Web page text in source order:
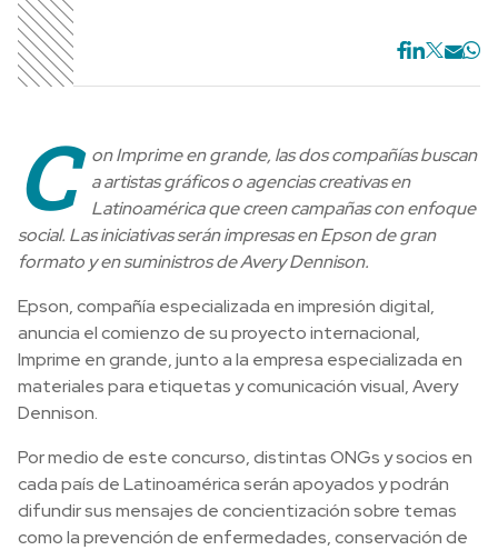
C
on Imprime en grande, las dos compañías buscan
a artistas gráficos o agencias creativas en
Latinoamérica que creen campañas con enfoque
social. Las iniciativas serán impresas en Epson de gran
formato y en suministros de Avery Dennison.
Epson, compañía especializada en impresión digital,
anuncia el comienzo de su proyecto internacional,
Imprime en grande, junto a la empresa especializada en
materiales para etiquetas y comunicación visual, Avery
Dennison.
Por medio de este concurso, distintas ONGs y socios en
cada país de Latinoamérica serán apoyados y podrán
difundir sus mensajes de concientización sobre temas
como la prevención de enfermedades, conservación de